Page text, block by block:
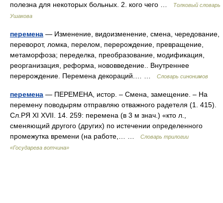
полезна для некоторых больных. 2. кого чего …
Толковый словарь
Ушакова
перемена — Изменение, видоизменение, смена, чередование,
переворот, ломка, перелом, перерождение, превращение,
метаморфоза; переделка, преобразование, модификация,
реорганизация, реформа, нововведение.. Внутреннее
перерождение. Перемена декораций.… …
Словарь синонимов
перемена — ПЕРЕМЕНА, истор. – Смена, замещение. – На
перемену поводырям отправляю отважного радетеля (1. 415).
Сл.РЯ XI XVII. 14. 259: перемена (в 3 м знач.) «кто л.,
сменяющий другого (других) по истечении определенного
промежутка времени (на работе,… …
Словарь трилогии
«Государева вотчина»